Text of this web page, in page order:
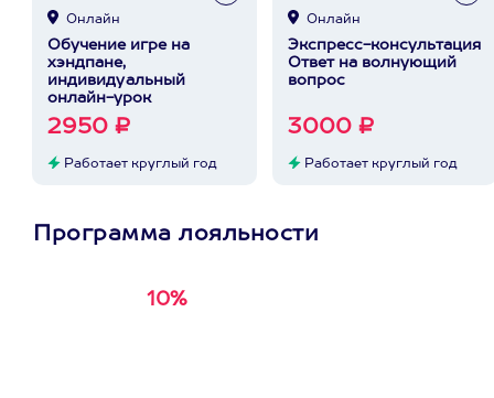
Онлайн
Обучение игре на
хэндпане,
индивидуальный
онлайн-урок
2950 ₽
Работает круглый год
Онлайн
Экспресс-консультация
Ответ на волнующий
вопрос
3000 ₽
Работает круглый год
Программа лояльности
10%